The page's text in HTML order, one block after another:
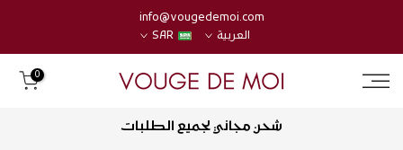
المحتوى
info@vougedemoi.com
العربية
SAR
0
شحن مجاني لجميع الطلبات